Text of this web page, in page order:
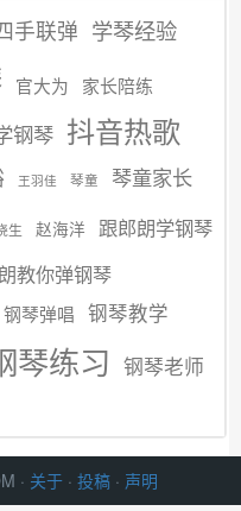
手联弹 学琴经验
官大为 家长陪练
钢琴 抖音热歌
王羽佳 琴童 琴童家长
生 赵海洋 跟郎朗学钢琴
教你弹钢琴
钢琴弹唱 钢琴教学
琴练习 钢琴老师
· 关于 · 投稿 · 声明